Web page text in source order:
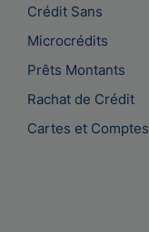
Crédit Sans
Microcrédits
Prêts Montants
Rachat de Crédit
Cartes et Comptes